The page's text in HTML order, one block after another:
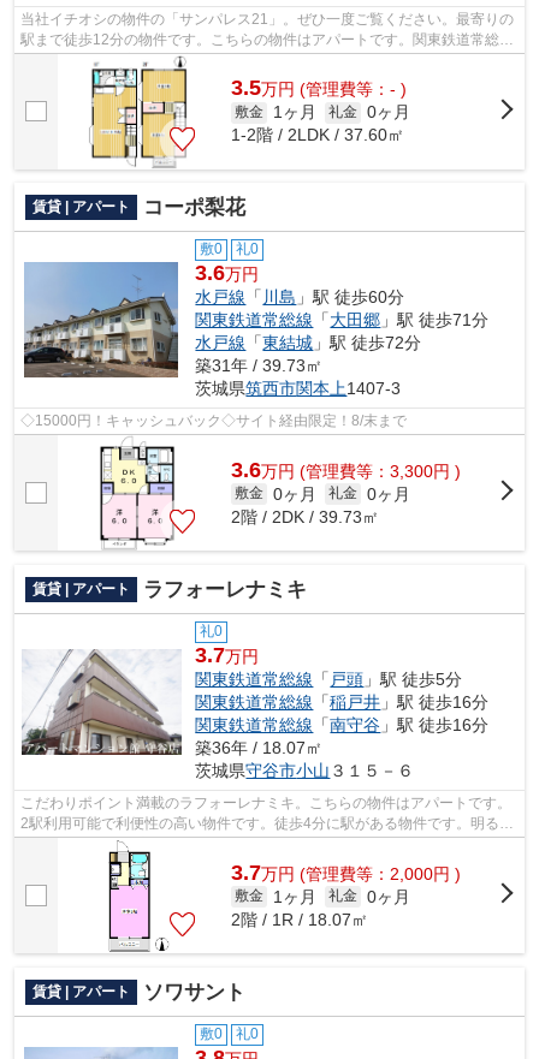
当社イチオシの物件の「サンパレス21」。ぜひ一度ご覧ください。最寄りの
駅まで徒歩12分の物件です。こちらの物件はアパートです。関東鉄道常総線
西取手近くで快適な住環境をお求めな...
3.5万円 (管理費等：- )
敷金 1ヶ月 礼金 0ヶ月
1-2階 / 2LDK / 37.60㎡
賃貸 | アパート コーポ梨花
敷0 礼0
3.6万円
水戸線 「 川島 」駅 徒歩60分
関東鉄道常総線 「大田郷 」駅 徒歩71分
水戸線 「東結城 」駅 徒歩72分
築31年 / 39.73㎡
茨城県筑西市関本上1407-3
◇15000円！キャッシュバック◇サイト経由限定！8/末まで
3.6万円 (管理費等：3,300円 )
敷金 0ヶ月 礼金 0ヶ月
2階 / 2DK / 39.73㎡
賃貸 | アパート ラフォーレナミキ
礼0
3.7万円
関東鉄道常総線 「 戸頭 」駅 徒歩5分
関東鉄道常総線 「稲戸井 」駅 徒歩16分
関東鉄道常総線 「南守谷 」駅 徒歩16分
築36年 / 18.07㎡
茨城県守谷市小山 ３１５－６
こだわりポイント満載のラフォーレナミキ。こちらの物件はアパートです。
2駅利用可能で利便性の高い物件です。徒歩4分に駅がある物件です。明るい
スタッフ、明るい店内。アパートマン...
3.7万円 (管理費等：2,000円 )
敷金 1ヶ月 礼金 0ヶ月
2階 / 1R / 18.07㎡
賃貸 | アパート ソワサント
敷0 礼0